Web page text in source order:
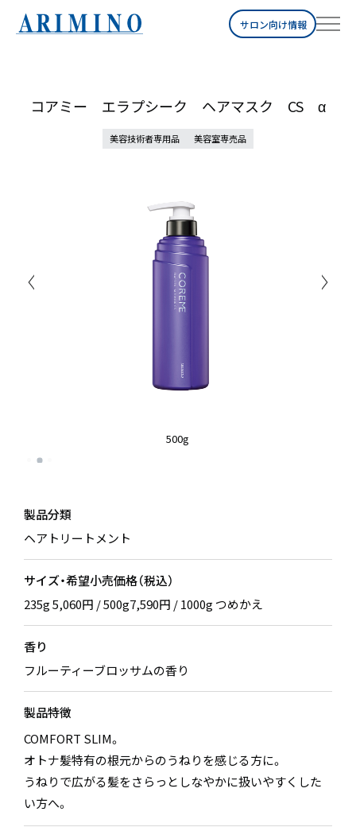
サロン向け情報
コアミー エラプシーク ヘアマスク CS α
美容技術者専用品 美容室専売品
500g
製品分類
ヘアトリートメント
サイズ・希望小売価格（税込）
235g 5,060円 / 500g7,590円 / 1000g つめかえ
香り
フルーティーブロッサムの香り
製品特徴
COMFORT SLIM。
オトナ髪特有の根元からのうねりを感じる方に。
うねりで広がる髪をさらっとしなやかに扱いやすくした
い方へ。